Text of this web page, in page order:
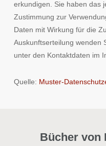
erkundigen. Sie haben das
Zustimmung zur
Daten mit Wirkung für die
Auskunftserteilung wenden
unter den Kontaktdaten im
Quelle: Muster-
Bücher von